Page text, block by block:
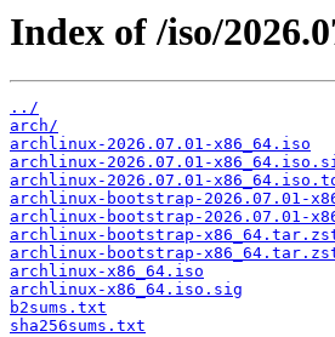
Index of /iso/
../
arch/
archlinux-2026.07.01-x86_64.iso
archlinux-2026.07.01-
archlinux-2026.07.01-
archlinux-bootstrap-2026.07.01-
archlinux-bootstrap-2026.07.01-
archlinux-bootstrap-
archlinux-bootstrap-
archlinux-x86_64.iso
archlinux-x86_64.iso.sig
b2sums.txt
sha256sums.txt